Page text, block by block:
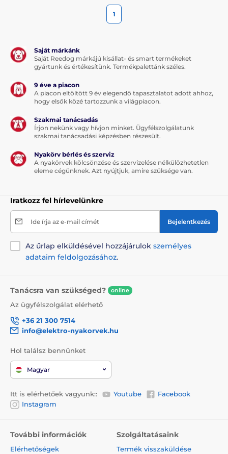
1
Saját márkánk
Saját Reedog márkájú kisállat- és smart termékeket
gyártunk és értékesítünk. Termékpalettánk széles.
9 éve a piacon
A piacon eltöltött 9 év elegendő tapasztalatot adott ahhoz,
hogy elsők közé tartozzunk a világpiacon.
Szakmai tanácsadás
Írjon nekünk vagy hívjon minket. Ügyfélszolgálatunk
szakmai tanácsadási képzésben részesült.
Nyakörv bérlés és szerviz
A nyakörvek kölcsönzése és szervizelése nélkülözhetetlen
eleme cégünknek. Azt nyújtjuk, amire szüksége van.
Iratkozz fel hírlevelünkre
Ide írja az e-mail címét Bejelentkezés
Az űrlap elküldésével hozzájárulok személyes
adataim feldolgozásához.
Tanácsra van szükséged? online
Az ügyfélszolgálat elérhető
+36 21 300 7514
info@elektro-nyakorvek.hu
Hol találsz bennünket
Magyar
Itt is elérhetőek vagyunk:: Youtube
Facebook
Instagram
További információk
Elérhetőségek
Szolgáltatásaink
Termék visszaküldése